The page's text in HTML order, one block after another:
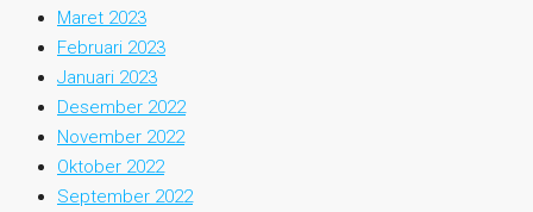
Maret 2023
Februari 2023
Januari 2023
Desember 2022
November 2022
Oktober 2022
September 2022